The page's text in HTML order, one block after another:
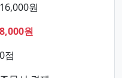
16,000원
8,000원
0점